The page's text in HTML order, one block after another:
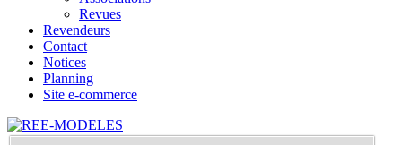
Revues
Revendeurs
Contact
Notices
Planning
Site e-commerce